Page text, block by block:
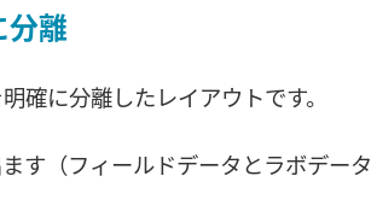
分離
確に分離したレイアウトです。
す（フィールドデータとラボデータ